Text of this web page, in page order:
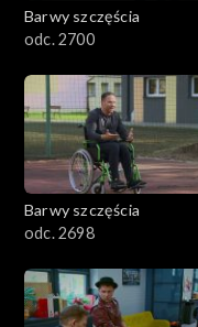
3001-3100
2901-3000
2801–2900
2701–2800
2501–2600
Barwy szczęścia
odc. 2700
Barwy szczęścia
odc. 2698